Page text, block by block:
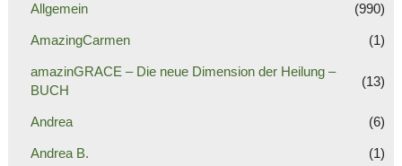
Allgemein (990)
AmazingCarmen (1)
amazinGRACE – Die neue Dimension der Heilung –
BUCH
(13)
Andrea (6)
Andrea B. (1)